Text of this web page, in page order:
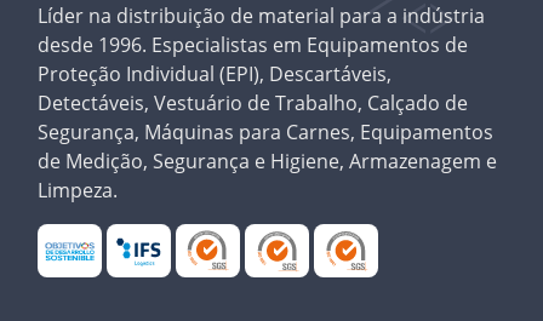
Líder na distribuição de material para a indústria
desde 1996. Especialistas em Equipamentos de
Proteção Individual (EPI), Descartáveis,
Detectáveis, Vestuário de Trabalho, Calçado de
Segurança, Máquinas para Carnes, Equipamentos
de Medição, Segurança e Higiene, Armazenagem e
Limpeza.